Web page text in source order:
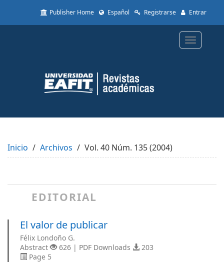
to
Content
Sidebar
Publisher Home Español Registrarse Entrar
Toggle
Inicio Archivos Vol. 40 Núm. 135 (2004)
EDITORIAL
El valor de publicar
Félix Londoño G.
Abstract
626 | PDF Downloads
203
Page 5